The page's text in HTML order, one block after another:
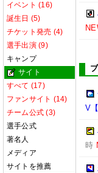
イベント (16)
誕生日 (5)
チケット発売 (4)
選手出演 (9)
キャンプ
サイト
すべて (17)
ファンサイト (14)
チーム公式 (3)
選手公式
著名人
メディア
サイトを推薦
V
時